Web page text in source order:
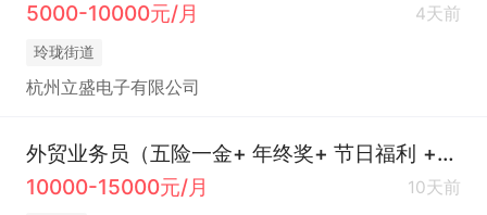
5000-10000元/月
4天前
玲珑街道
杭州立盛电子有限公司
外贸业务员（五险一金+ 年终奖+ 节日福利 +食宿免费等）
10000-15000元/月
10天前